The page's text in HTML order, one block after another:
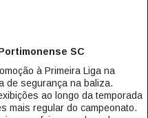
SC
à Primeira Liga na
de segurança na baliza.
ao longo da temporada
mais regular do campeonato.